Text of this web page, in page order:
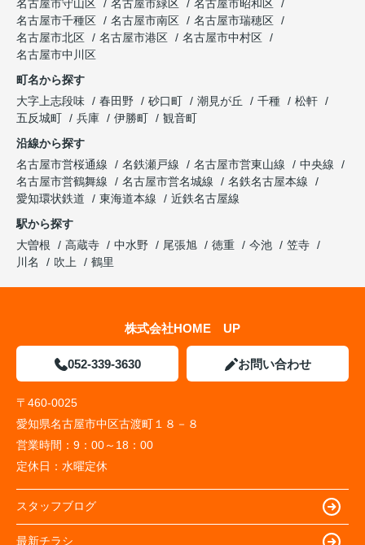
名古屋市守山区
名古屋市緑区
名古屋市昭和区
名古屋市千種区
名古屋市南区
名古屋市瑞穂区
名古屋市北区
名古屋市港区
名古屋市中村区
名古屋市中川区
町名から探す
大字上志段味
春田野 砂口町 潮見が丘 千種
松軒
五反城町
兵庫 伊勝町
観音町
沿線から探す
名古屋市営桜通線
名鉄瀬戸線 名古屋市営東山線
中央線
名古屋市営鶴舞線
名古屋市営名城線
名鉄名古屋本線
愛知環状鉄道
東海道本線
近鉄名古屋線
駅から探す
大曽根
高蔵寺 中水野 尾張旭 徳重 今池
笠寺
川名
吹上 鶴里
株式会社HOME UP
052-339-3630 お問い合わせ
〒460-0025
愛知県名古屋市中区古渡町１８－８
営業時間： 9：00～18：00
定休日： 水曜定休
スタッフブログ
最新チラシ